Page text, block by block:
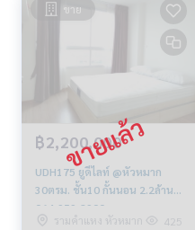
ขาย
฿2,200,000
UDH175 ยูดีไลท์ @หัวหมาก
30ตรม. ชั้น10 กั้นนอน 2.2ล้าน
064-959-8900
รามคำแหง หัวหมาก
425